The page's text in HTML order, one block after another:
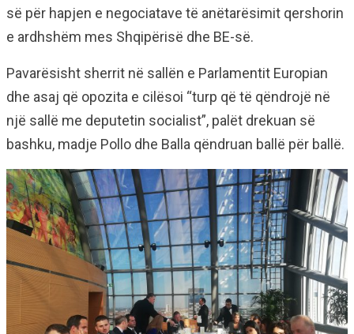
së për hapjen e negociatave të anëtarësimit qershorin
e ardhshëm mes Shqipërisë dhe BE-së.
Pavarësisht sherrit në sallën e Parlamentit Europian
dhe asaj që opozita e cilësoi “turp që të qëndrojë në
një sallë me deputetin socialist”, palët drekuan së
bashku, madje Pollo dhe Balla qëndruan ballë për ballë.